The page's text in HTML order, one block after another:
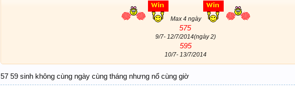
Max 4 ngày
575​
9/7- 12/7/2014(ngày 2)​
595
10/7- 13/7/2014​
57 59 sinh không cùng ngày cùng tháng nhưng nổ cùng giờ